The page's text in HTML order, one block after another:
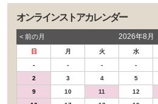
オンラインストアカレンダー
< 前の⽉ 2026年8月
日 月 火 水
-
- - -
2
3 4 5
9
10 11 12